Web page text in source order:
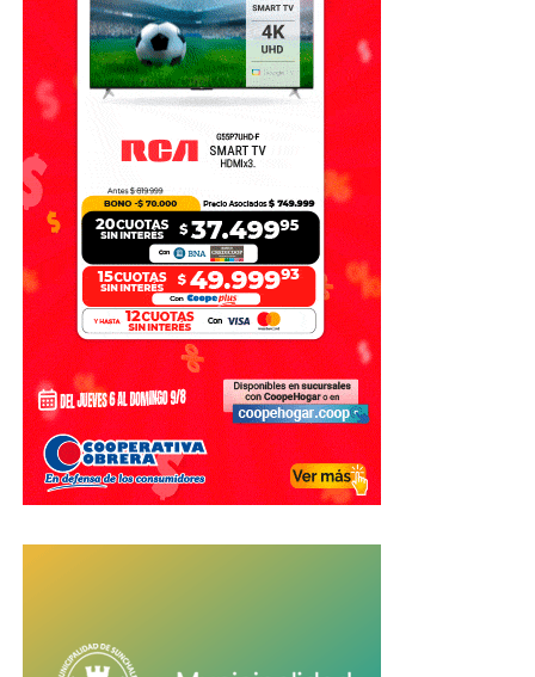
Selección.
«Nunca me guardé una
gota de esfuerzo, nunca
dejé de creer y nunca dejé
de sentir esta camiseta
como el mayor honor de mi
vida».
Un mensaje para sus compañeros y
los hinchas
En su despedida, Otamendi también alentó a las nuevas
generaciones del seleccionado a mantener la ilusión de
su carrera.